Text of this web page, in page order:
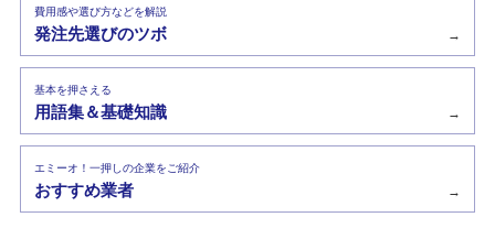
費用感や選び方などを解説
発注先選びのツボ →
基本を押さえる
用語集＆基礎知識 →
エミーオ！一押しの企業をご紹介
おすすめ業者 →